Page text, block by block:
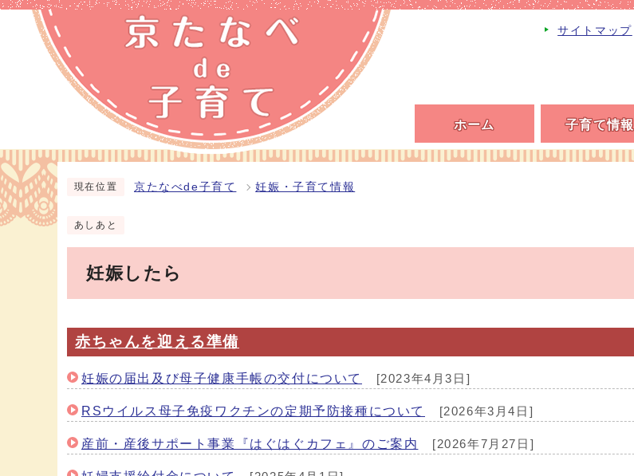
サイトマップ
ホーム 子育て情報
現在位置 京たなべde子育て 妊娠・子育て情報
あしあと
妊娠したら
赤ちゃんを迎える準備
妊娠の届出及び母子健康手帳の交付について [2023年4月3日]
RSウイルス母子免疫ワクチンの定期予防接種について [2026年3月4日]
産前・産後サポート事業『はぐはぐカフェ』のご案内 [2026年7月27日]